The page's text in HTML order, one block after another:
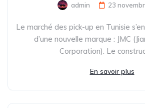
admin 23
Le marché des pick-up en Tunisie
d’une nouvelle marque : JMC
Corporation). Le
En savoir plus